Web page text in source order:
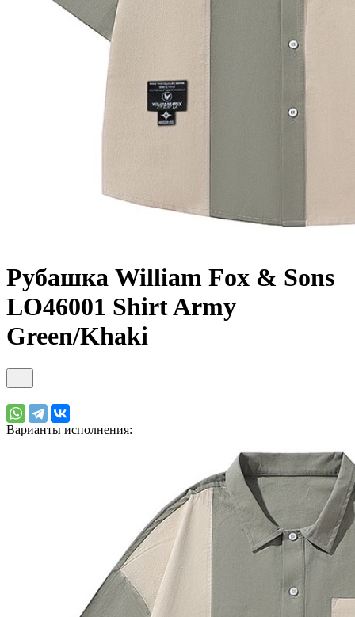
Рубашка William Fox & Sons
LO46001 Shirt Army
Green/Khaki
Варианты исполнения: